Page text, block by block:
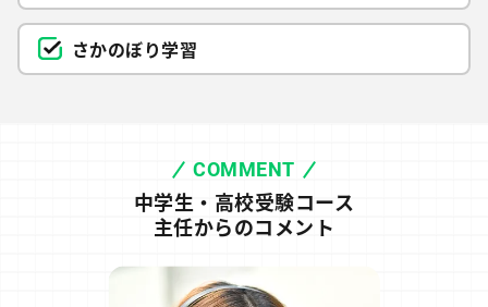
さかのぼり学習
COMMENT
中学生・高校受験コース
主任からのコメント